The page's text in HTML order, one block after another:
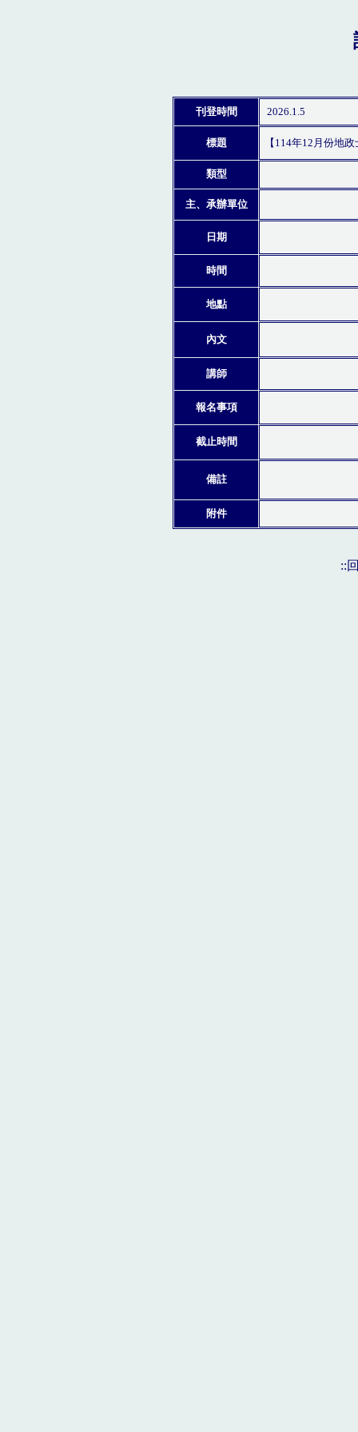
刊登時間 2026.1.5
標題 【114年12月份地
類型
主、承辦單位
日期
時間
地點
內文
講師
報名事項
截止時間
備註
附件
::